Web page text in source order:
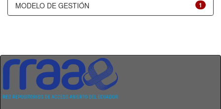
1
MODELO DE GESTIÓN